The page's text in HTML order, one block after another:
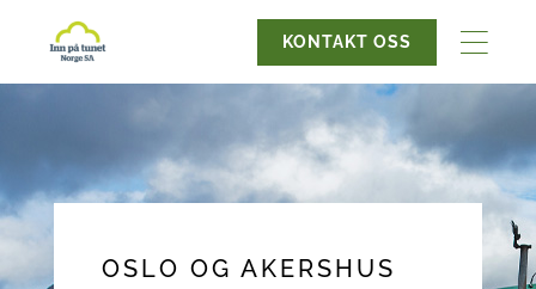
KONTAKT OSS
OSLO OG AKERSHUS